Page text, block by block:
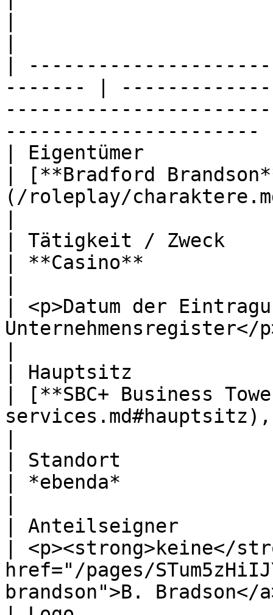
|
------- |
----------------------
| Eigentümer
| [**Bradford
(/roleplay/
| Tätigkeit / Zweck
| **Casino**
| <p>Datum der
| Hauptsitz
| [**SBC+ Business
| Standort
| *ebenda*
| Anteilseigner
| <p><strong>keine</
href="/pages/
brandson">B. Bradson</